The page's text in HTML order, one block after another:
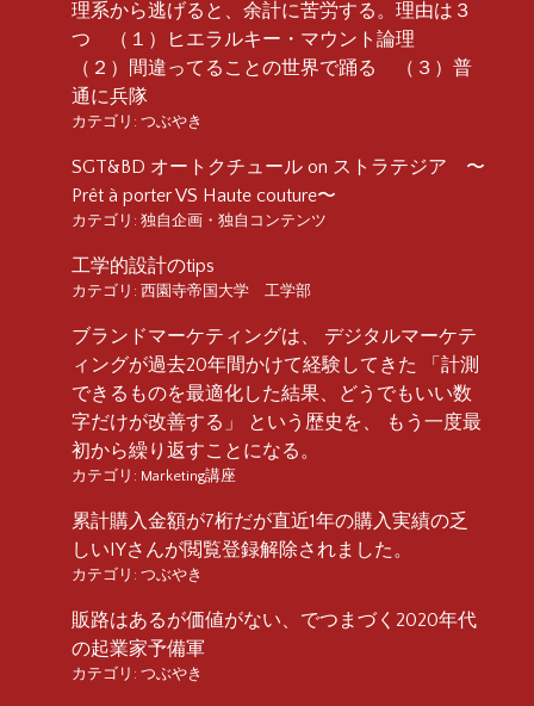
理系から逃げると、余計に苦労する。理由は３
つ （１）ヒエラルキー・マウント論理
（２）間違ってることの世界で踊る （３）普
通に兵隊
カテゴリ: つぶやき
SGT&BD オートクチュール on ストラテジア 〜
Prêt à porter VS Haute couture〜
カテゴリ: 独自企画・独自コンテンツ
工学的設計のtips
カテゴリ: 西園寺帝国大学 工学部
ブランドマーケティングは、 デジタルマーケテ
ィングが過去20年間かけて経験してきた 「計測
できるものを最適化した結果、どうでもいい数
字だけが改善する」 という歴史を、 もう一度最
初から繰り返すことになる。
カテゴリ: Marketing講座
累計購入金額が7桁だが直近1年の購入実績の乏
しいIYさんが閲覧登録解除されました。
カテゴリ: つぶやき
販路はあるが価値がない、でつまづく2020年代
の起業家予備軍
カテゴリ: つぶやき